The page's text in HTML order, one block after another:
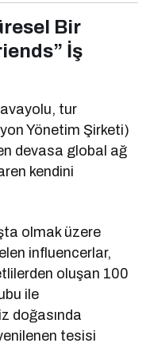
Bir
İş
tur
Yönetim Şirketi)
devasa global ağ
kendini
olmak üzere
influencerlar,
oluşan 100
ile
doğasında
tesisi